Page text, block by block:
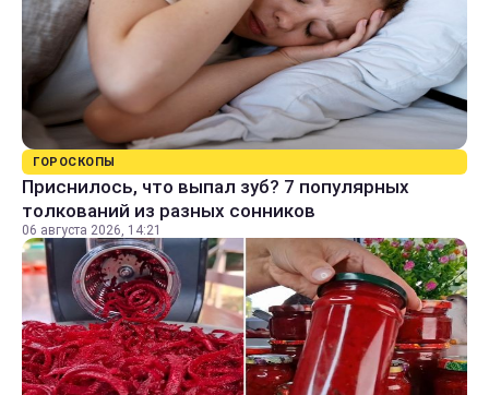
ГОРОСКОПЫ
Приснилось, что выпал зуб? 7 популярных
толкований из разных сонников
06 августа 2026, 14:21